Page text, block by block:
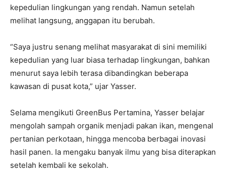
kepedulian lingkungan yang rendah. Namun setelah
melihat langsung, anggapan itu berubah.
“Saya justru senang melihat masyarakat di sini memiliki
kepedulian yang luar biasa terhadap lingkungan, bahkan
menurut saya lebih terasa dibandingkan beberapa
kawasan di pusat kota,” ujar Yasser.
Selama mengikuti GreenBus Pertamina, Yasser belajar
mengolah sampah organik menjadi pakan ikan, mengenal
pertanian perkotaan, hingga mencoba berbagai inovasi
hasil panen. Ia mengaku banyak ilmu yang bisa diterapkan
setelah kembali ke sekolah.